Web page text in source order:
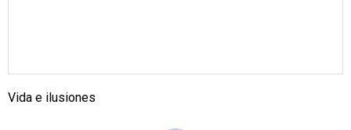
Vida e ilusiones